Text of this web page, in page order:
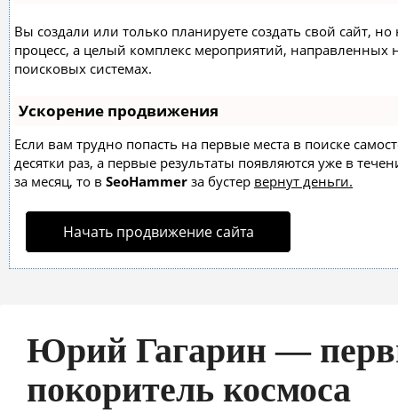
Вы создали или только планируете создать свой сайт,
процесс, а целый комплекс мероприятий,
поисковых системах.
Ускорение продвижения
Если вам трудно попасть на первые места в поиске
десятки раз, а первые результаты появляются уже в
за месяц, то в SeoHammer за бустер вернут деньги.
Начать продвижение сайта
Юрий Гагарин —
покоритель космоса